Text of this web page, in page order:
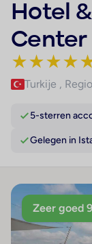
Hotel
Center
★★★★
Turkije ,
5-sterren
Gelegen in
Zeer goed